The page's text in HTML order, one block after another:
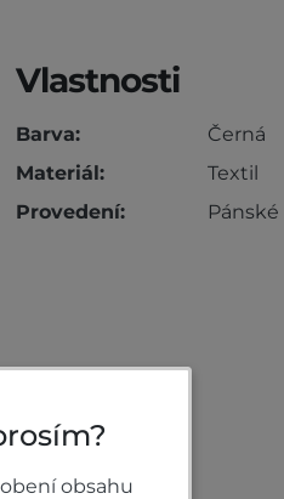
Vlastnosti
Barva:
Černá
Materiál:
Textil
Provedení:
Pánské
obsahu